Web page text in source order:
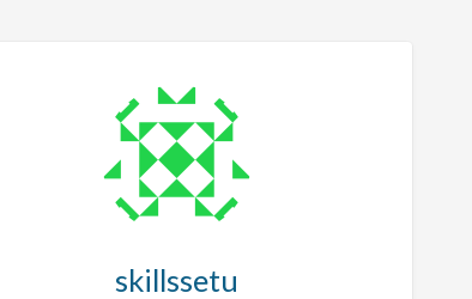
skillssetu